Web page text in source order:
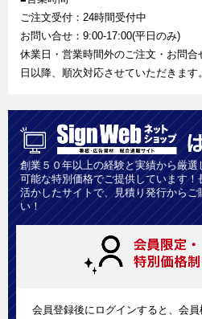
ご注文受付：24時間受付中
お問い合せ：9:00-17:00(平日のみ)
休業日・営業時間外のご注文・お問
日以降、順次対応させていただきます。
創業５０年以上の経験と実績から厳
可能な特別価格でご提供しています
活かしたサイトで、見積り発行から
い！
会員登録後にログインすると、会